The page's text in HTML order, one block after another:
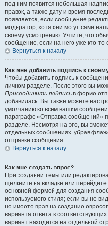
под ним появится небольшая
правок, а также дату и время
появляется, если сообщение
модератор, хотя они могут сами
своему усмотрению. Учтите, что
сообщение, если на него уже кто-то
Вернуться к началу
Как мне добавить подпись к
Чтобы добавить подпись к
личном разделе. После этого вы
Присоединить подпись в форме
добавилась. Вы также можете
умолчанию ко всем вашим
параграфе «Отправка сообщений»
разделе. Несмотря на это, вы
отдельных сообщениях, убрав
отправки сообщения.
Вернуться к началу
Как мне создать опрос?
При создании темы или
щёлкните на вкладке или
основной формой для создания
используемого стиля; если вы не
не имеете прав на создание
варианта ответа в
вариант находится на отдельной